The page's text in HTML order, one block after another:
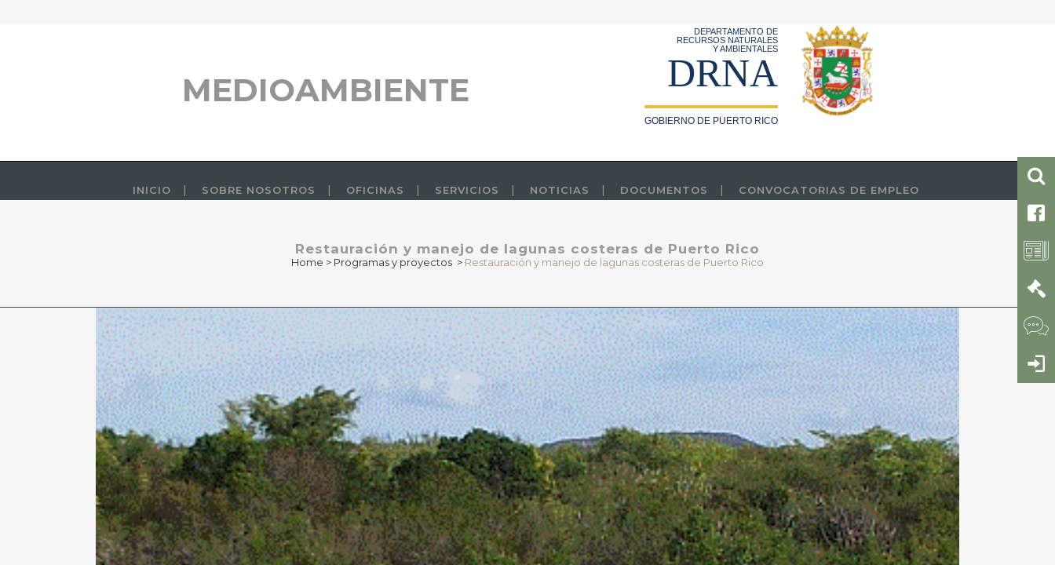
MEDIOAMBIENTE
DEPARTAMENTO DE
RECURSOS NATURALES
Y AMBIENTALES
DRNA
GOBIERNO DE PUERTO RICO
INICIO SOBRE NOSOTROS OFICINAS SERVICIOS NOTICIAS DOCUMENTOS CONVOCATORIAS DE EMPLEO
Restauración y manejo de lagunas costeras de Puerto Rico
Home > Programas y proyectos > Restauración y manejo de lagunas costeras de Puerto Rico